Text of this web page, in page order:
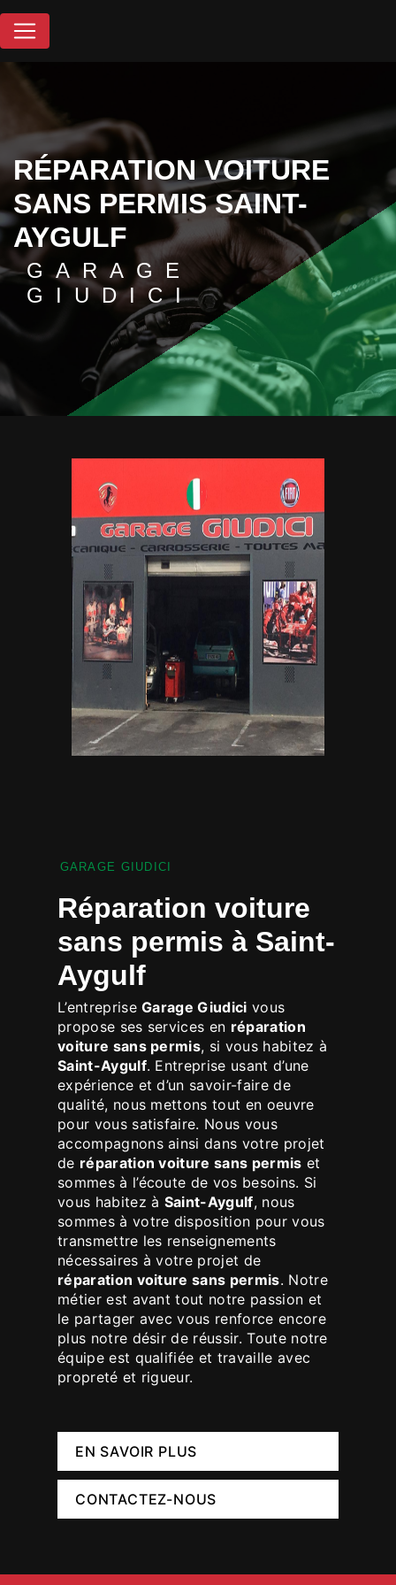
RÉPARATION VOITURE
SANS PERMIS SAINT-
AYGULF
GARAGE
GIUDICI
GARAGE GIUDICI
réparation voiture
sans permis à Saint-
Aygulf
L’entrepriseGarage Giudici vous
propose ses services en réparation
voiture sans permis, si vous habitez à
Saint-Aygulf. Entreprise usant d’une
expérience et d’un savoir-faire de
qualité, nous mettons tout en oeuvre
pour vous satisfaire. Nous vous
accompagnons ainsi dans votre projet
de réparation voiture sans permis et
sommes à l’écoute de vos besoins. Si
vous habitez à Saint-Aygulf, nous
sommes à votre disposition pour vous
transmettre les renseignements
nécessaires à votre projet de
réparation voiture sans permis. Notre
métier est avant tout notre passion et
le partager avec vous renforce encore
plus notre désir de réussir. Toute notre
équipe est qualifiée et travaille avec
propreté et rigueur.
EN SAVOIR PLUS
CONTACTEZ-NOUS
Panneau de gestion des cookies